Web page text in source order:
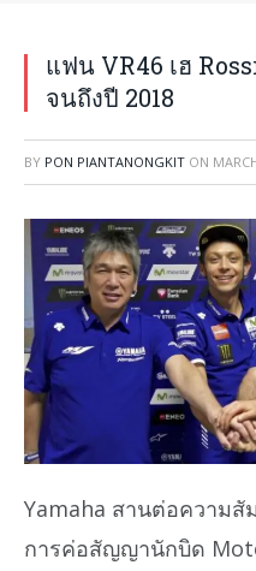
แฟน VR46 เฮ
จนถึงปี 2018
BY PON PIANTANONGKIT ON
Yamaha สานต่อความสั
การค่อสัญญานักบิด